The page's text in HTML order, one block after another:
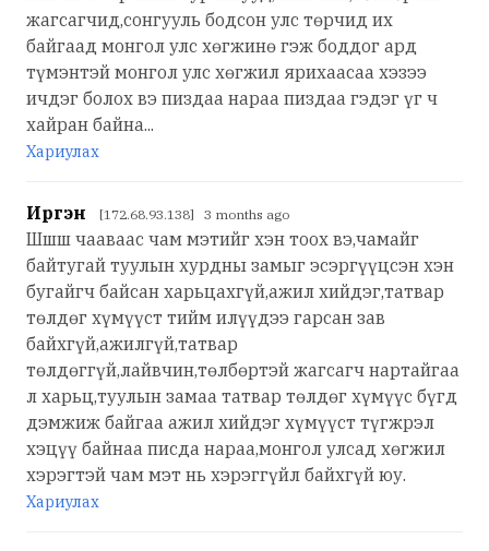
жагсагчид,сонгууль бодсон улс төрчид их
байгаад монгол улс хөгжинө гэж боддог ард
түмэнтэй монгол улс хөгжил ярихаасаа хэзээ
ичдэг болох вэ пиздаа нараа пиздаа гэдэг үг ч
хайран байна...
Хариулах
Иргэн [172.68.93.138] 3 months ago
Шшш чааваас чам мэтийг хэн тоох вэ,чамайг
байтугай туулын хурдны замыг эсэргүүцсэн хэн
бугайгч байсан харьцахгүй,ажил хийдэг,татвар
төлдөг хүмүүст тийм илүүдээ гарсан зав
байхгүй,ажилгүй,татвар
төлдөггүй,лайвчин,төлбөртэй жагсагч нартайгаа
л харьц,туулын замаа татвар төлдөг хүмүүс бүгд
дэмжиж байгаа ажил хийдэг хүмүүст түгжрэл
хэцүү байнаа писда нараа,монгол улсад хөгжил
хэрэгтэй чам мэт нь хэрэггүйл байхгүй юу.
Хариулах